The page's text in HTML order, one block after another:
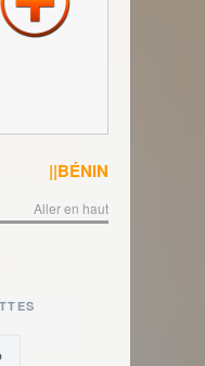
||BÉNIN
Aller en haut